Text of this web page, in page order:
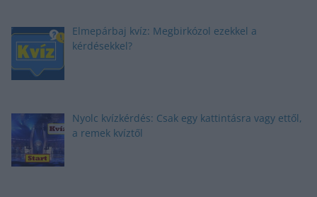
Elmepárbaj kvíz: Megbirkózol ezekkel a
kérdésekkel?
Nyolc kvízkérdés: Csak egy kattintásra vagy ettől,
a remek kvíztől